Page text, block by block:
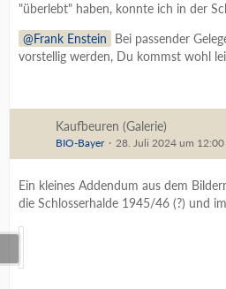
"überlebt" haben, konnte ich in der
Frank Enstein
Bei passender
vorstellig werden, Du kommst wohl
Kaufbeuren (Galerie)
BIO-Bayer 28. Juli 2024 um 12:00
Ein kleines Addendum aus dem
die Schlosserhalde 1945/46 (?) und